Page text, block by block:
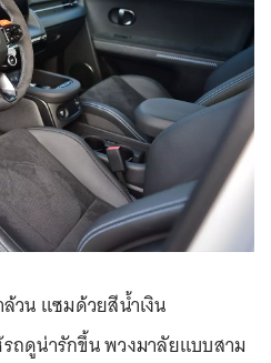
วน แซมด้วยสีน้ำเงิน
ถดูน่ารักขึ้น พวงมาลัยแบบสาม